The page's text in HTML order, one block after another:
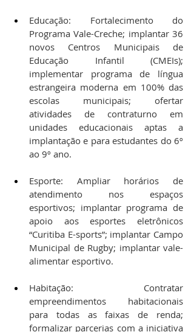
Educação: Fortalecimento do
Programa Vale-Creche; implantar 36
novos Centros Municipais de
Educação Infantil (CMEIs);
implementar programa de língua
estrangeira moderna em 100% das
escolas municipais; ofertar
atividades de contraturno em
unidades educacionais aptas a
implantação e para estudantes do 6º
ao 9º ano.
Esporte: Ampliar horários de
atendimento nos espaços
esportivos; implantar programa de
apoio aos esportes eletrônicos
“Curitiba E-sports”; implantar Campo
Municipal de Rugby; implantar vale-
alimentar esportivo.
Habitação: Contratar
empreendimentos habitacionais
para todas as faixas de renda;
formalizar parcerias com a iniciativa